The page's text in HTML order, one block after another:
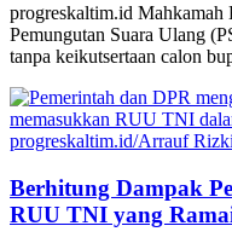
progreskaltim.id Mahkamah
Pemungutan Suara Ulang
tanpa keikutsertaan calon
Berhitung Dampak
RUU TNI yang